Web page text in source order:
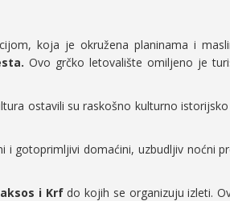
koja je okružena planinama i
Ovo grčko letovalište omiljeno je
ostavili su raskošno kulturno
i gotoprimljivi domaćini, uzbudljiv noćni
i Krfdo kojih se organizuju izleti.